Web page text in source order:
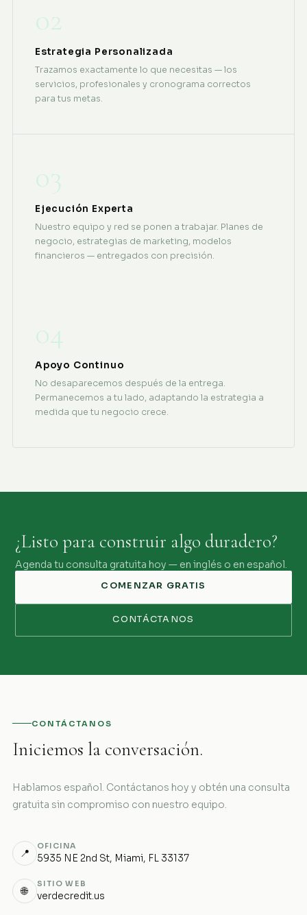
02
Estrategia Personalizada
Trazamos exactamente lo que necesitas — los
servicios, profesionales y cronograma correctos
para tus metas.
03
Ejecución Experta
Nuestro equipo y red se ponen a trabajar. Planes de
negocio, estrategias de marketing, modelos
financieros — entregados con precisión.
04
Apoyo Continuo
No desaparecemos después de la entrega.
Permanecemos a tu lado, adaptando la estrategia a
medida que tu negocio crece.
¿Listo para construir algo duradero?
Agenda tu consulta gratuita hoy — en inglés o en español.
COMENZAR GRATIS
CONTÁCTANOS
CONTÁCTANOS
Iniciemos la conversación.
Hablamos español. Contáctanos hoy y obtén una consulta
gratuita sin compromiso con nuestro equipo.
📍
OFICINA
5935 NE 2nd St, Miami, FL 33137
🌐
SITIO WEB
verdecredit.us